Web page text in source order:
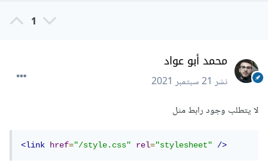
1
محمد أبو عواد
نشر21 سبتمبر 2021
لا يتطلب وجود رابط مثل
<link href="/style.css" rel="stylesheet" />